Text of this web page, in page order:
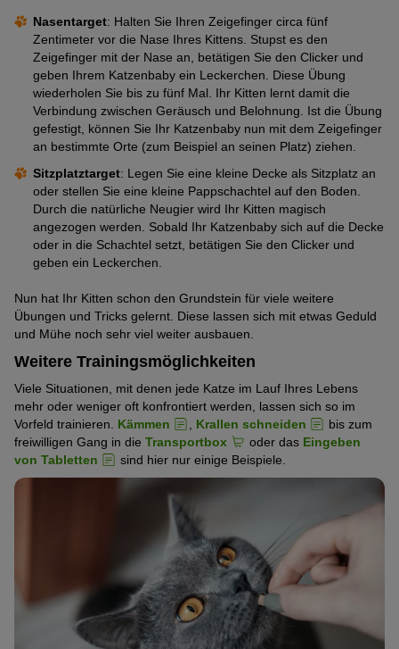
Nasentarget: Halten Sie Ihren Zeigefinger circa fünf
Zentimeter vor die Nase Ihres Kittens. Stupst es den
Zeigefinger mit der Nase an, betätigen Sie den Clicker und
geben Ihrem Katzenbaby ein Leckerchen. Diese Übung
wiederholen Sie bis zu fünf Mal. Ihr Kitten lernt damit die
Verbindung zwischen Geräusch und Belohnung. Ist die Übung
gefestigt, können Sie Ihr Katzenbaby nun mit dem Zeigefinger
an bestimmte Orte (zum Beispiel an seinen Platz) ziehen.
Sitzplatztarget: Legen Sie eine kleine Decke als Sitzplatz an
oder stellen Sie eine kleine Pappschachtel auf den Boden.
Durch die natürliche Neugier wird Ihr Kitten magisch
angezogen werden. Sobald Ihr Katzenbaby sich auf die Decke
oder in die Schachtel setzt, betätigen Sie den Clicker und
geben ein Leckerchen.
Nun hat Ihr Kitten schon den Grundstein für viele weitere
Übungen und Tricks gelernt. Diese lassen sich mit etwas Geduld
und Mühe noch sehr viel weiter ausbauen.
Weitere Trainingsmöglichkeiten
Viele Situationen, mit denen jede Katze im Lauf Ihres Lebens
mehr oder weniger oft konfrontiert werden, lassen sich so im
Vorfeld trainieren. Kämmen Krallen schneiden
bis zum
freiwilligen Gang in die Transportbox oder das Eingeben
von Tabletten
sind hier nur einige Beispiele.